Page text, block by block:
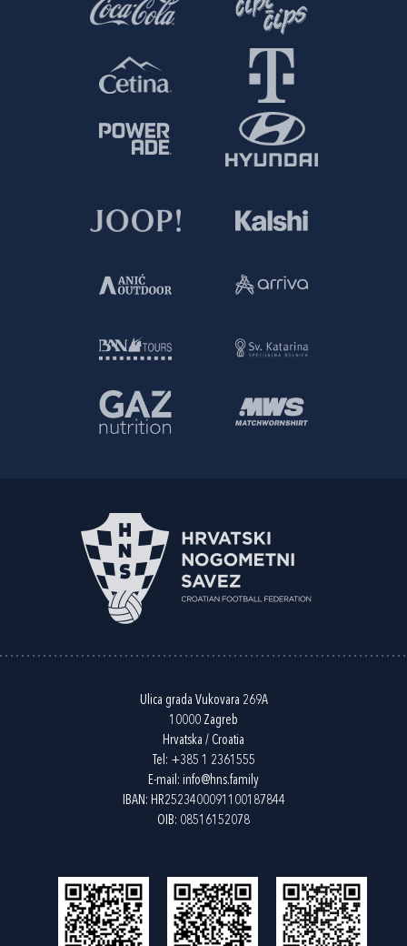
Ulica grada Vukovara 269A
10000 Zagreb
Hrvatska / Croatia
Tel: +385 1 2361555
E-mail: info@hns.family
IBAN: HR2523400091100187844
OIB: 08516152078